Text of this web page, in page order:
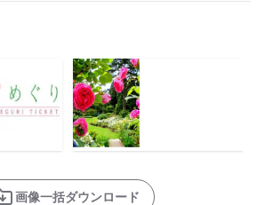
画像一括ダウンロード